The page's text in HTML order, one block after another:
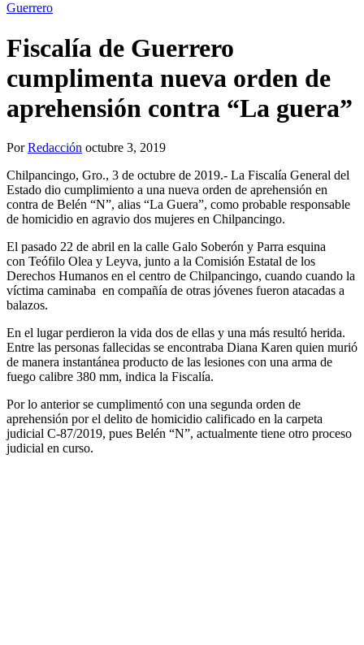
Guerrero
Fiscalía de Guerrero
cumplimenta nueva orden de
aprehensión contra “La guera”
PorRedacción octubre 3, 2019
Chilpancingo, Gro., 3 de octubre de 2019.- La Fiscalía General del
Estado dio cumplimiento a una nueva orden de aprehensión en
contra de Belén “N”, alias “La Guera”, como probable responsable
de homicidio en agravio dos mujeres en Chilpancingo.
El pasado 22 de abril en la calle Galo Soberón y Parra esquina
con Teófilo Olea y Leyva, junto a la Comisión Estatal de los
Derechos Humanos en el centro de Chilpancingo, cuando cuando la
víctima caminaba en compañía de otras jóvenes fueron atacadas a
balazos.
En el lugar perdieron la vida dos de ellas y una más resultó herida.
Entre las personas fallecidas se encontraba Diana Karen quien murió
de manera instantánea producto de las lesiones con una arma de
fuego calibre 380 mm, indica la Fiscalía.
Por lo anterior se cumplimentó con una segunda orden de
aprehensión por el delito de homicidio calificado en la carpeta
judicial C-87/2019, pues Belén “N”, actualmente tiene otro proceso
judicial en curso.